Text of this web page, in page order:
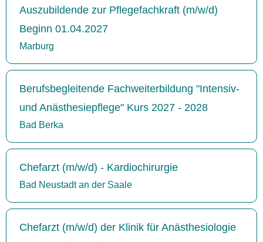
Auszubildende zur Pflegefachkraft (m/w/d)
Beginn 01.04.2027
Marburg
Berufsbegleitende Fachweiterbildung "Intensiv-
und Anästhesiepflege" Kurs 2027 - 2028
Bad Berka
Chefarzt (m/w/d) - Kardiochirurgie
Bad Neustadt an der Saale
Chefarzt (m/w/d) der Klinik für Anästhesiologie